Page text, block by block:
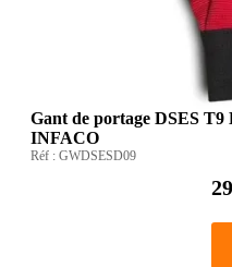
Gant de portage DSES
INFACO
Réf : GWDSESD09